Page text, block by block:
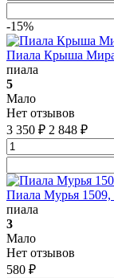
-15%
Пиала Крыша Мира
пиала
5
Мало
Нет отзывов
3 350 ₽ 2 848 ₽
Пиала Мурья 1509,
пиала
3
Мало
Нет отзывов
580 ₽